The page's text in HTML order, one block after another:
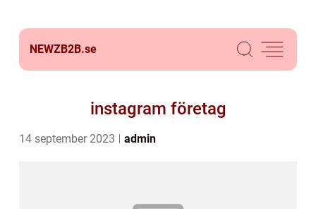
NEWZB2B.se
instagram företag
14 september 2023 admin